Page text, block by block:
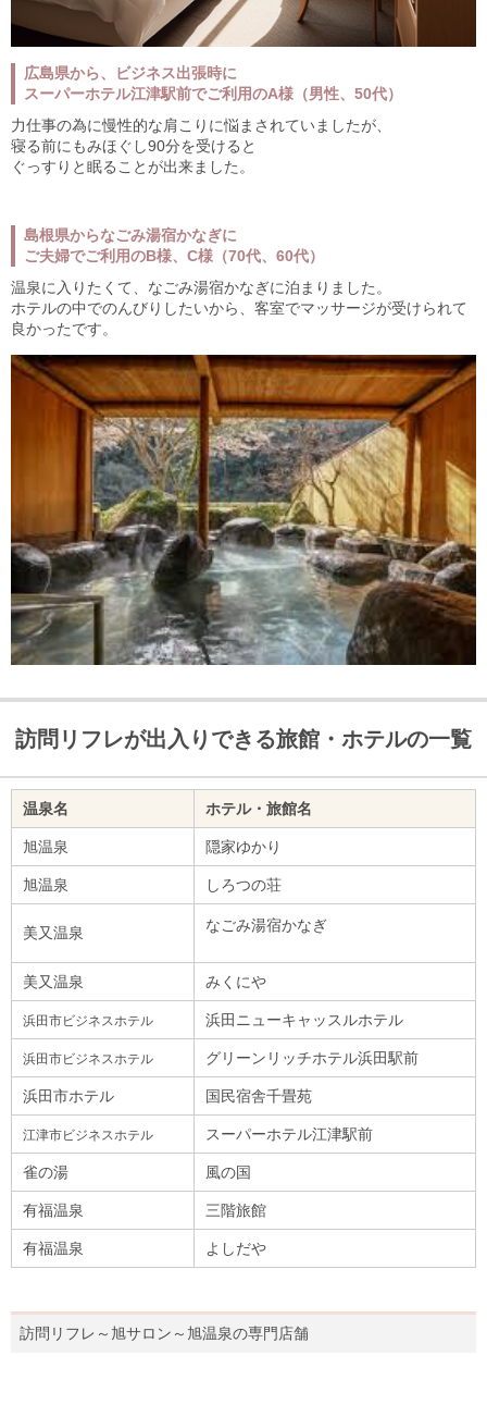
広島県から、ビジネス出張時に
スーパーホテル江津駅前でご利用のA様（男性、50代）
力仕事の為に慢性的な肩こりに悩まされていましたが、
寝る前にもみほぐし90分を受けると
ぐっすりと眠ることが出来ました。
島根県からなごみ湯宿かなぎに
ご夫婦でご利用のB様、C様（70代、60代）
温泉に入りたくて、なごみ湯宿かなぎに泊まりました。
ホテルの中でのんびりしたいから、客室でマッサージが受けられて
良かったです。
訪問リフレが出入りできる旅館・ホテルの一覧
温泉名 ホテル・旅館名
旭温泉 隠家ゆかり
旭温泉 しろつの荘
美又温泉 なごみ湯宿かなぎ
美又温泉 みくにや
浜田市ビジネスホテル 浜田ニューキャッスルホテル
浜田市ビジネスホテル グリーンリッチホテル浜田駅前
浜田市ホテル 国民宿舎千畳苑
江津市ビジネスホテル スーパーホテル江津駅前
雀の湯 風の国
有福温泉 三階旅館
有福温泉 よしだや
訪問リフレ～旭サロン～旭温泉の専門店舗